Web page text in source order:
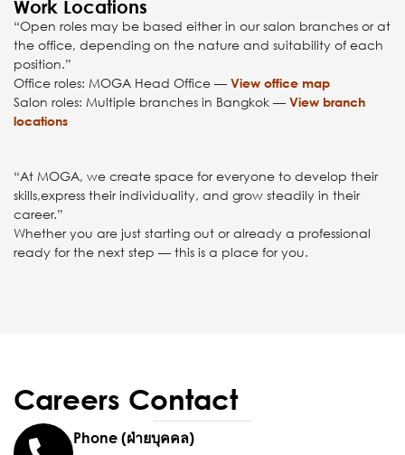
Work Locations
“Open roles may be based either in our salon branches or at
the office, depending on the nature and suitability of each
position.”
Office roles: MOGA Head Office — View office map
Salon roles: Multiple branches in Bangkok — View branch
locations
“At MOGA, we create space for everyone to develop their
skills,express their individuality, and grow steadily in their
career.”
Whether you are just starting out or already a professional
ready for the next step — this is a place for you.
Careers Contact
Phone (ฝ่ายบุคคล)